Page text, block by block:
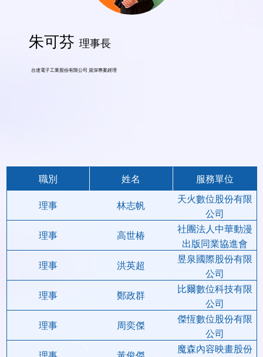
朱可芬 理事長
​台達電子工業股份有限公司 資深專案經理
職別 姓名 服務單位
理事 林志帆
天火數位股份有限
公司
理事
高世椿
社團法人中華動漫
出版同業協進會
理事
洪英超
昱泉國際股份有限
公司
理事
鄭政群
比爾數位科技有限
公司
理事
周奕傑
傑恆數位股份有限
公司
魔森內容映畫股份